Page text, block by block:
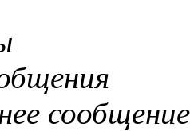
сообщение